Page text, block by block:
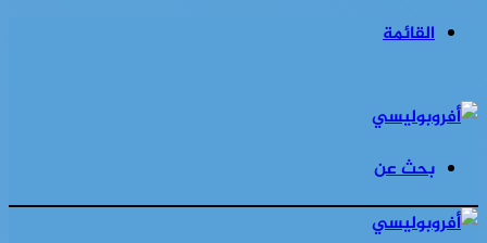
القائمة
بحث عن